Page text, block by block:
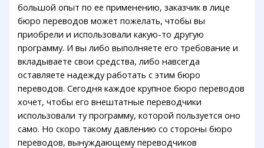
большой опыт по ее применению, заказчик в лице
бюро переводов может пожелать, чтобы вы
приобрели и использовали какую-то другую
программу. И вы либо выполняете его требование и
вкладываете свои средства, либо навсегда
оставляете надежду работать с этим бюро
переводов. Сегодня каждое крупное бюро переводов
хочет, чтобы его внештатные переводчики
использовали ту программу, которой пользуется оно
само. Но скоро такому давлению со стороны бюро
переводов, вынуждающему переводчиков